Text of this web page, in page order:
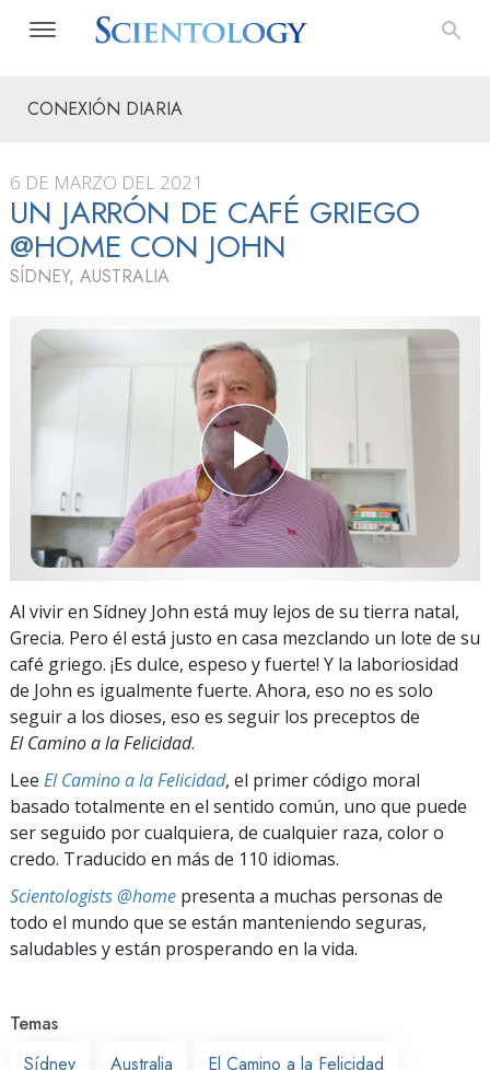
CONEXIÓN DIARIA
6 DE MARZO DEL 2021
UN JARRÓN DE CAFÉ GRIEGO
@HOME CON JOHN
SÍDNEY, AUSTRALIA
Al vivir en Sídney John está muy lejos de su tierra natal,
Grecia. Pero él está justo en casa mezclando un lote de su
café griego. ¡Es dulce, espeso y fuerte! Y la laboriosidad
de John es igualmente fuerte. Ahora, eso no es solo
seguir a los dioses, eso es seguir los preceptos de
El Camino a la Felicidad.
Lee El Camino a la Felicidad, el primer código moral
basado totalmente en el sentido común, uno que puede
ser seguido por cualquiera, de cualquier raza, color o
credo. Traducido en más de 110 idiomas.
Scientologists @home presenta a muchas personas de
todo el mundo que se están manteniendo seguras,
saludables y están prosperando en la vida.
Temas
Sídney
Australia El Camino a la Felicidad